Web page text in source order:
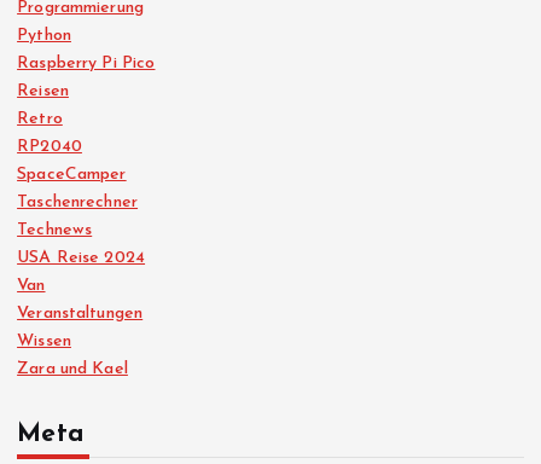
Programmierung
Python
Raspberry Pi Pico
Reisen
Retro
RP2040
SpaceCamper
Taschenrechner
Technews
USA Reise 2024
Van
Veranstaltungen
Wissen
Zara und Kael
Meta